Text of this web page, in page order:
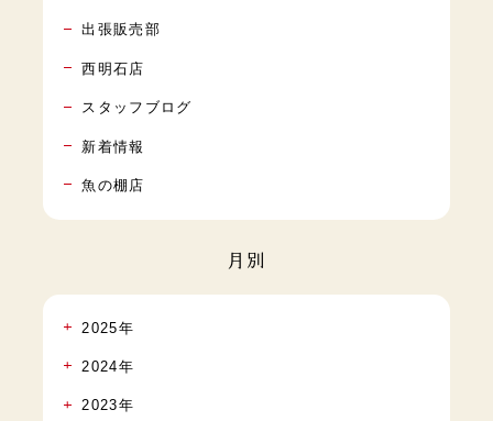
出張販売部
西明石店
スタッフブログ
新着情報
魚の棚店
月別
2025年
2024年
2023年